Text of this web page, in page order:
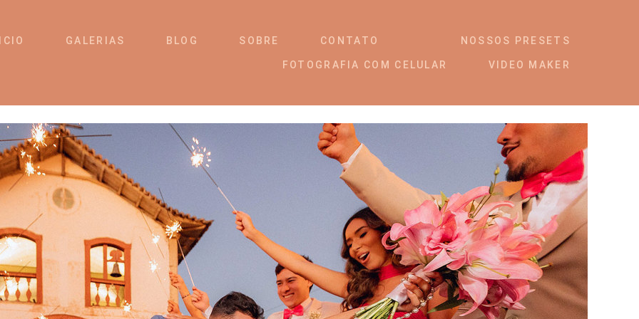
GALERIAS BLOG SOBRE CONTATO NOSSOS PRESETS
FOTOGRAFIA COM CELULAR VIDEO MAKER